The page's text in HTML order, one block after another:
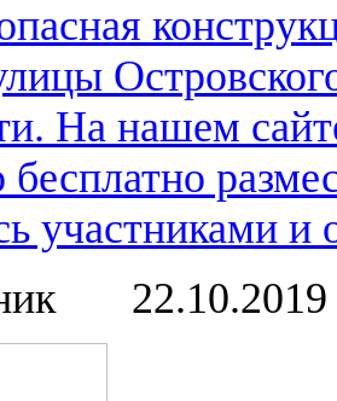
На нашем
участниками
22.10.2019